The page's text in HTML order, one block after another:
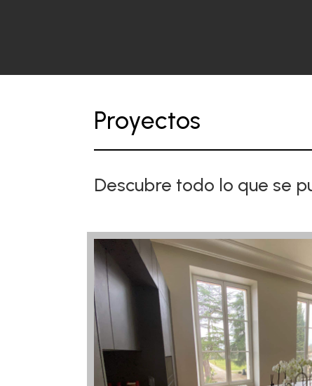
Proyectos
Descubre todo lo que se